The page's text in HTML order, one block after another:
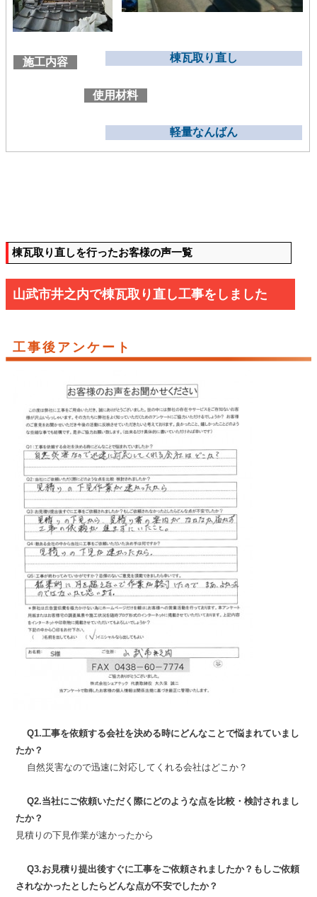
施工内容 棟瓦取り直し
使用材料
軽量なんばん
棟瓦取り直しを行ったお客様の声一覧
山武市井之内で棟瓦取り直し工事をしました
工事後アンケート
Q1.工事を依頼する会社を決める時にどんなことで悩まれていまし
たか？
自然災害なので迅速に対応してくれる会社はどこか？
Q2.当社にご依頼いただく際にどのような点を比較・検討されまし
たか？
見積りの下見作業が速かったから
Q3.お見積り提出後すぐに工事をご依頼されましたか？もしご依頼
されなかったとしたらどんな点が不安でしたか？